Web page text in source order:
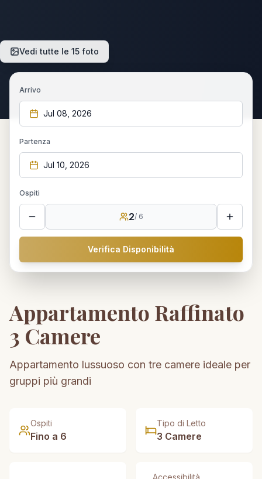
Vedi tutte le 15 foto
Arrivo
Jul 08, 2026
Partenza
Jul 10, 2026
Ospiti
2/ 6
Verifica Disponibilità
Appartamento Raffinato
3 Camere
Appartamento lussuoso con tre camere ideale per
gruppi più grandi
Ospiti
Fino a 6
Tipo di Letto
3 Camere
Accessibilità